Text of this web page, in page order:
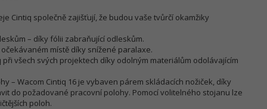
Cintiq společně zajišťují, že budou vaše tvůrčí okamžiky
– díky fólii zabraňující odleskům.
místě díky snížené paralaxe.
při všech svých projektech díky odolným materiálům odolávajícím
– Wacom Cintiq 16 je vybaven párem skládacích nožiček, díky
do požadované pracovní polohy. Pomocí volitelného stojanu lze
poloh.